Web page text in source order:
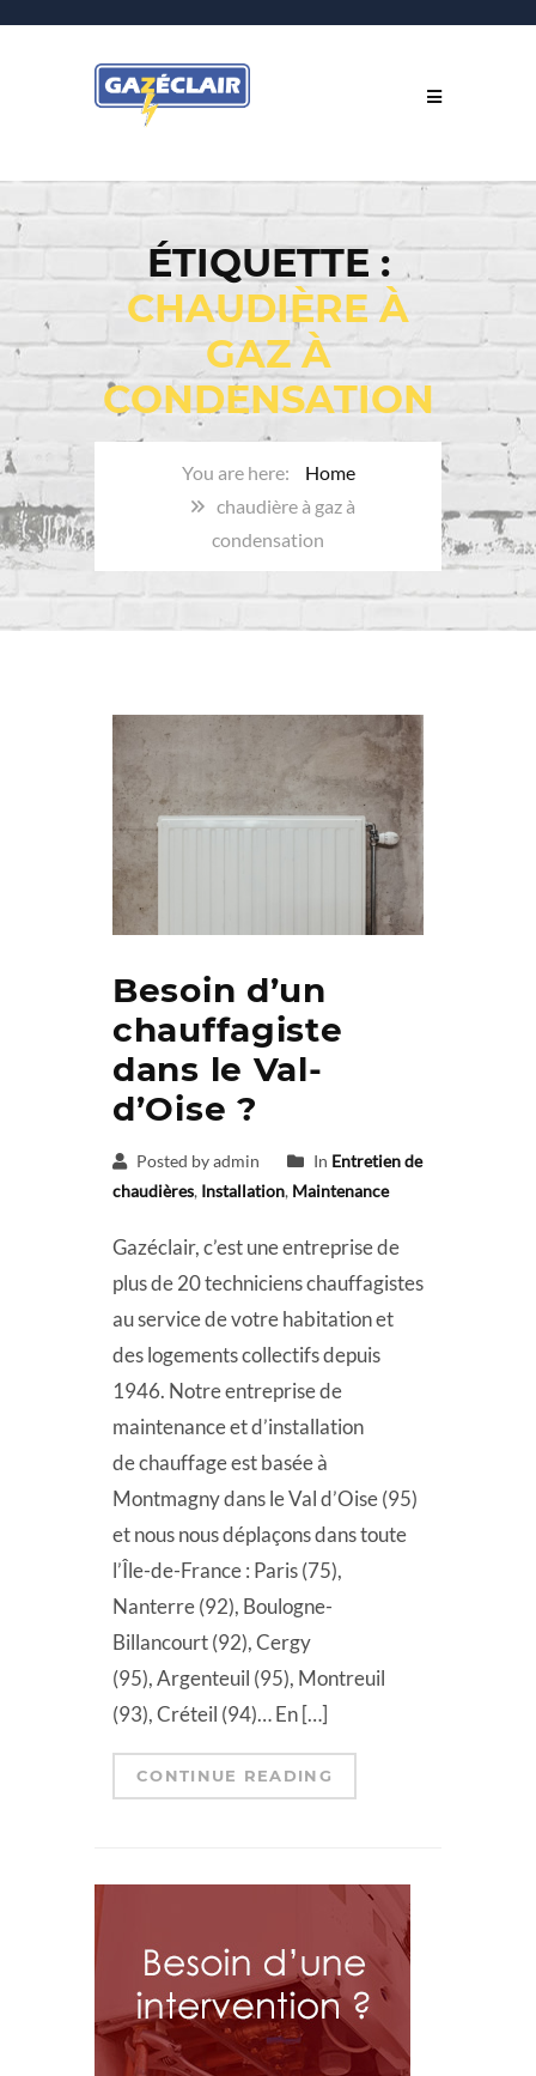
ÉTIQUETTE :
CHAUDIÈRE À
GAZ À
CONDENSATION
Home
chaudière à gaz à
condensation
Besoin d’un
chauffagiste
dans le Val-
d’Oise ?
Posted by admin In Entretien de
chaudières, Installation, Maintenance
Gazéclair, c’est une entreprise de
plus de 20 techniciens chauffagistes
au service de votre habitation et
des logements collectifs depuis
1946. Notre entreprise de
maintenance et d’installation
de chauffage est basée à
Montmagny dans le Val d’Oise (95)
et nous nous déplaçons dans toute
l’Île-de-France : Paris (75),
Nanterre (92), Boulogne-
Billancourt (92), Cergy
(95), Argenteuil (95), Montreuil
(93), Créteil (94)… En […]
CONTINUE READING